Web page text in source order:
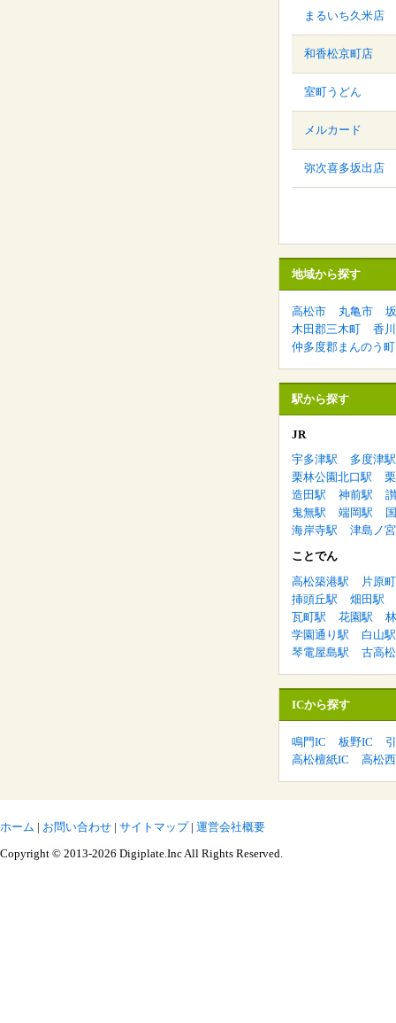
まるいち久米店
和香松京町店
室町うどん
メルカード
弥次喜多坂出店
地域から探す
高松市 丸亀市
木田郡三木町
香
仲多度郡まんのう町
駅から探す
JR
宇多津駅
多度津駅
栗林公園北口駅
造田駅
神前駅
鬼無駅
端岡駅
海岸寺駅
津島ノ
ことでん
高松築港駅
片原
挿頭丘駅
畑田駅
瓦町駅
花園駅
学園通り駅
白山駅
琴電屋島駅
古高
ICから探す
鳴門IC 板野IC
高松檀紙IC
高松
ホーム | お問い合わせ | サイトマップ| 運営会社概要
Copyright © 2013-2026 Digiplate.Inc All Rights Reserved.